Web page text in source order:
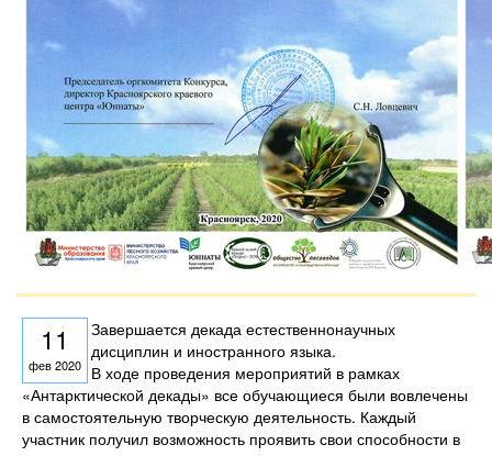
11
фев 2020
Завершается декада естественнонаучных
дисциплин и иностранного языка.
В ходе проведения мероприятий в рамках
«Антарктической декады» все обучающиеся были вовлечены
в самостоятельную творческую деятельность. Каждый
участник получил возможность проявить свои способности в